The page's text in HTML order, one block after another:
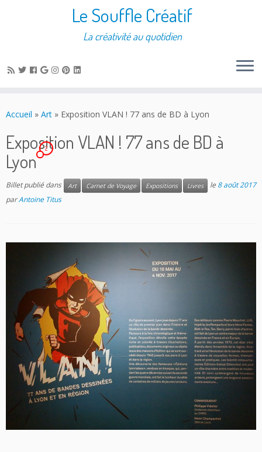
Le Souffle Créatif
La créativité au quotidien
Accueil » Art » Exposition VLAN ! 77 ans de BD à Lyon
Exposition VLAN ! 77 ans de BD à
Lyon
2
Billet publié dans Art Carnet de Voyage Expositions Livres le 8 août 2017
parAntoine Titus